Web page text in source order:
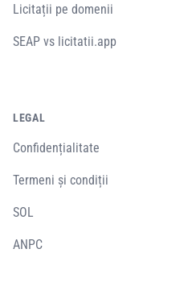
Licitații pe domenii
SEAP vs licitatii.app
LEGAL
Confidențialitate
Termeni și condiții
SOL
ANPC